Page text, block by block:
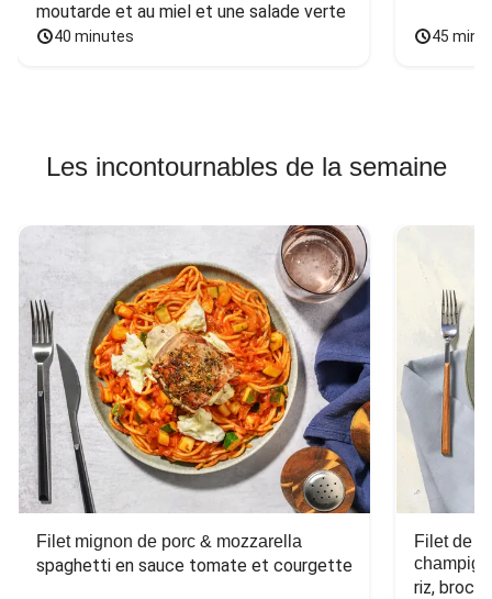
moutarde et au miel et une salade verte
40 minutes 45
Les incontournables de la semaine
Filet mignon de porc & mozzarella
spaghetti en sauce tomate et courgette
Filet de
riz,